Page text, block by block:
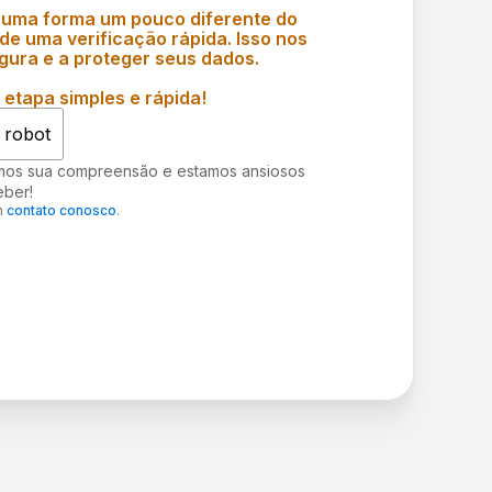
forma um pouco diferente do
uma verificação rápida. Isso nos
e a proteger seus dados.
simples e rápida!
robot
sua compreensão e estamos ansiosos
contato conosco.